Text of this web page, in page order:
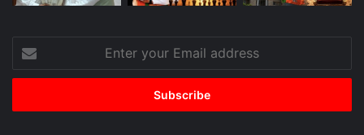
Enter
your
Email